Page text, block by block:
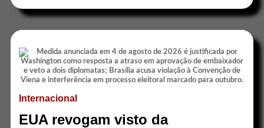
Internacional
EUA revogam visto da